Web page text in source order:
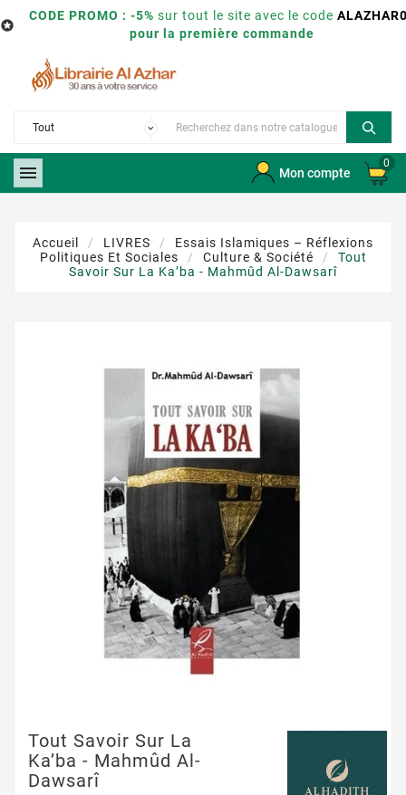

CODE PROMO : -5% sur tout le site avec le code
pour la première commande
 Mon compte
0
Accueil LIVRES
Essais Islamiques – Réflexions
Politiques Et Sociales
Culture & Société
Tout
Savoir Sur La Ka’ba - Mahmûd Al-Dawsarî
Tout Savoir Sur La
Ka’ba - Mahmûd Al-
Dawsarî